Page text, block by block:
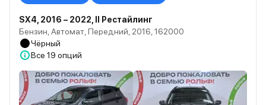
SX4, 2016 – 2022, II Рестайлинг
Бензин, Автомат, Передний, 2016, 162000
Чёрный
Все 19 опций